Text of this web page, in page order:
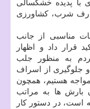
با پدیده خشكسالی
شرب، كشاورزی
مناسبی از جانب
قرار داد و اظهار
به منظور جلب
جلوگیری از اسراف
هستیم، همچون
بارش ها به مراتب
است، در دستور كار